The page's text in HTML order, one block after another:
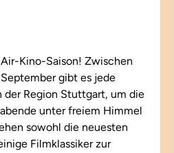
Kino-Saison! Zwischen
gibt es jede
der Region Stuttgart, um die
unter freiem Himmel
sowohl die neuesten
Filmklassiker zur